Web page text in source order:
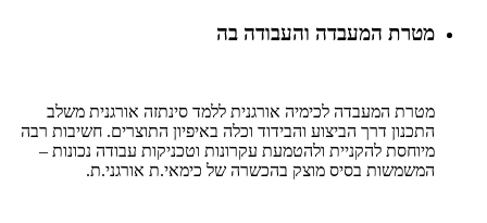
מטרת המעבדה והעבודה בה
מטרת המעבדה לכימיה אורגנית ללמד סינתזה אורגנית משלב
התכנון דרך הביצוע והבידוד וכלה באיפיון התוצרים. חשיבות רבה
מיוחסת להקניית ולהטמעת עקרונות וטכניקות עבודה נכונות –
המשמשות בסיס מוצק בהכשרה של כימאי.ת אורגני.ת.